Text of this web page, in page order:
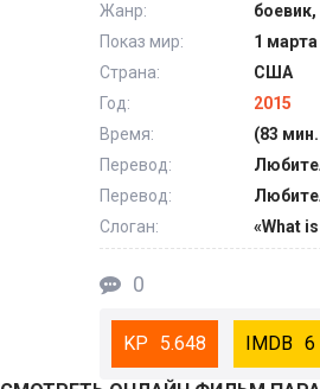
Жанр:
Показ мир:
1 марта
Страна:
США
Год:
2015
Время:
(83
Перевод:
Перевод:
Слоган:
«What
0
5.648 6